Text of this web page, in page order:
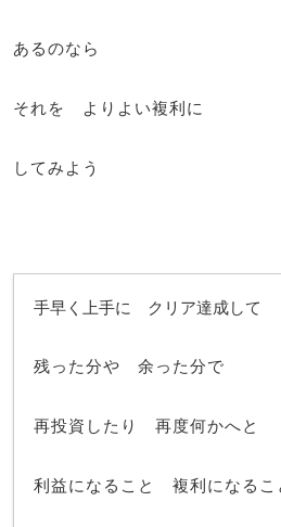
あるのなら
それを よりよい複利に
してみよう
手早く上手に クリア達成して
残った分や 余った分で
再投資したり 再度何かへと
利益になること 複利になるこ